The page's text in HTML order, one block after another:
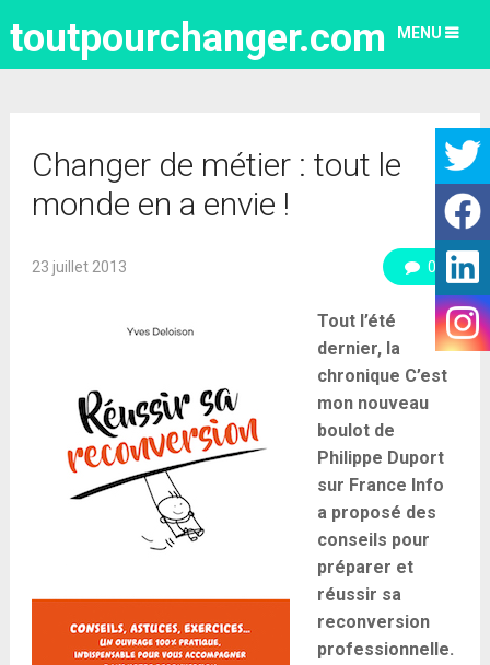
toutpourchanger.com MENU
Changer de métier : tout le
monde en a envie !
23 juillet 2013 0
Tout l’été
dernier, la
chronique C’est
mon nouveau
boulot de
Philippe Duport
sur France Info
a proposé des
conseils pour
préparer et
réussir sa
reconversion
professionnelle.